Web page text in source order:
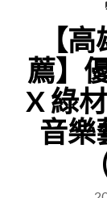
【
薦】
X 綠
音樂